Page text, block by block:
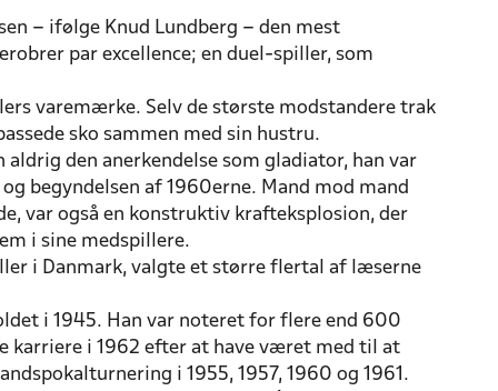
– ifølge Knud Lundberg – den mest
par excellence; en duel-spiller, som
varemærke. Selv de største modstandere trak
sko sammen med sin hustru.
den anerkendelse som gladiator, han var
begyndelsen af 1960erne. Mand mod mand
var også en konstruktiv krafteksplosion, der
i sine medspillere.
i Danmark, valgte et større flertal af læserne
i 1945. Han var noteret for flere end 600
karriere i 1962 efter at have været med til at
i 1955, 1957, 1960 og 1961.